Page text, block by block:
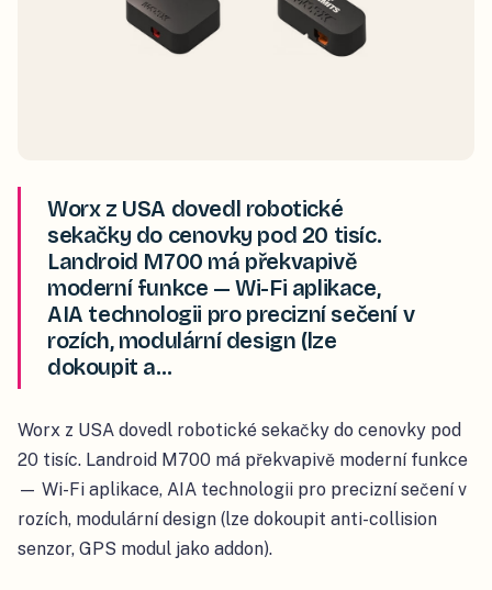
Worx z USA dovedl robotické
sekačky do cenovky pod 20 tisíc.
Landroid M700 má překvapivě
moderní funkce — Wi-Fi aplikace,
AIA technologii pro precizní sečení v
rozích, modulární design (lze
dokoupit a…
Worx z USA dovedl robotické sekačky do cenovky pod
20 tisíc. Landroid M700 má překvapivě moderní funkce
— Wi-Fi aplikace, AIA technologii pro precizní sečení v
rozích, modulární design (lze dokoupit anti-collision
senzor, GPS modul jako addon).